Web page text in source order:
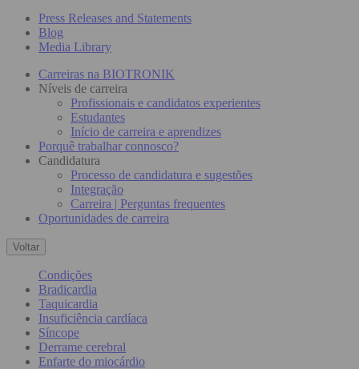
Press Releases and Statements
Blog
Media Library
Carreiras na BIOTRONIK
Níveis de carreira
Profissionais e candidatos experientes
Estudantes
Início de carreira e aprendizes
Porquê trabalhar connosco?
Candidatura
Processo de candidatura e sugestões
Integração
Carreira | Perguntas frequentes
Oportunidades de carreira
Voltar
Condições
Bradicardia
Taquicardia
Insuficiência cardíaca
Síncope
Derrame cerebral
Enfarte do miocárdio